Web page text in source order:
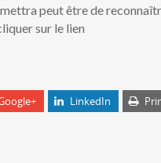
peut être de
sur le lien
LinkedIn